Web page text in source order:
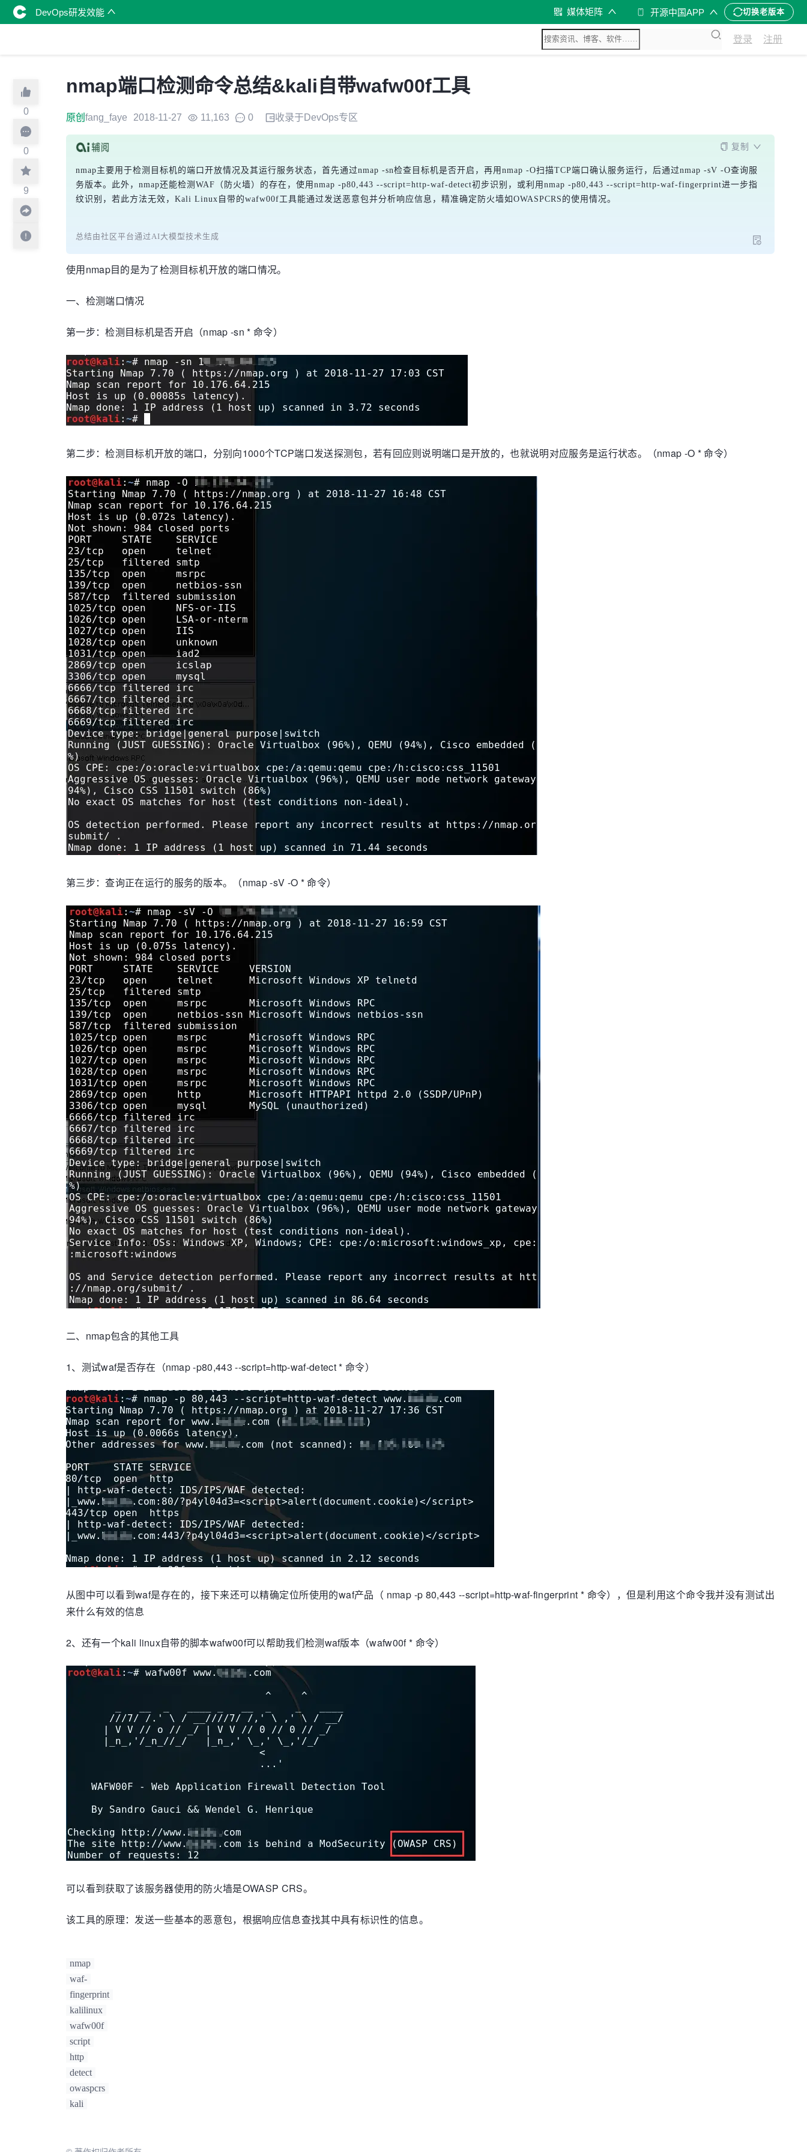
DevOps研发效能 媒体矩阵 开源中国APP 切换老版本
登录 注册
0
0
9
nmap端口检测命令总结&kali自带wafw00f工具
原创 fang_faye 2018-11-27 11,163 0 收录于 DevOps专区
复制
nmap主要用于检测目标机的端口开放情况及其运行服务状态，首先通过nmap -sn检查目标机是否开启，再用 nmap -O扫描TCP端口确认服务运行，后通过nmap -sV -O查询服
务版本。此外，nmap还能检测WAF（防火墙）的存在，使用 nmap -p80,443 --script=http-waf-detect初步识别，或利用 nmap -p80,443 --script=http-waf-fingerprint进一步指
纹识别，若此方法无效，Kali Linux自带的wafw00f工具能通过发送恶意包并分析响应信息，精准确定防火墙如OWASPCRS的使用情况。
总结由社区平台通过AI大模型技术生成
使用nmap目的是为了检测目标机开放的端口情况。
一、检测端口情况
第一步：检测目标机是否开启（nmap -sn * 命令）
第二步：检测目标机开放的端口，分别向1000个TCP端口发送探测包，若有回应则说明端口是开放的，也就说明对应服务是运行状态。（nmap -O * 命令）
第三步：查询正在运行的服务的版本。（nmap -sV -O * 命令）
二、nmap包含的其他工具
1、测试waf是否存在（nmap -p80,443 --script=http-waf-detect * 命令）
从图中可以看到waf是存在的，接下来还可以精确定位所使用的waf产品（ nmap -p 80,443 --script=http-waf-fingerprint * 命令），但是利用这个命令我并没有测试出
来什么有效的信息
2、还有一个kali linux自带的脚本wafw00f可以帮助我们检测waf版本（wafw00f * 命令）
可以看到获取了该服务器使用的防火墙是OWASP CRS。
该工具的原理：发送一些基本的恶意包，根据响应信息查找其中具有标识性的信息。
nmap
waf-
fingerprint
kalilinux
wafw00f
script
http
detect
owaspcrs
kali